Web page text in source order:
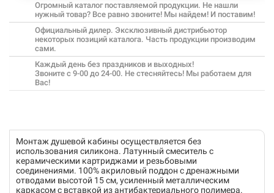
Огромный каталог поставляемой продукции. Не нашли
нужный товар? Все равно звоните! Мы найдем! И поставим!
Официальный дилер. Эксклюзивный дистрибьютор
некоторых позиций каталога. Часть продукции производим
сами.
Каждый день без праздников и выходных!
Звоните с 9-00 до 24-00. Не стесняйтесь! Мы работаем для
Вас!
Монтаж душевой кабины осуществляется без
использования силикона. Латунный смеситель с
керамическими картриджами и резьбовыми
соединениями. 100% акриловый поддон с дренажными
отводами высотой 15 см, усиленный металлическим
каркасом с вставкой из антибактериального полимера.